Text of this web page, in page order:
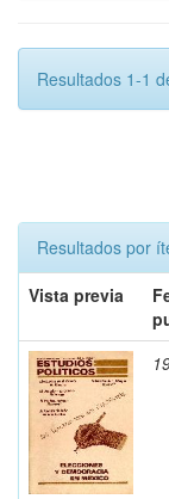
Resultados 1-1
Resultados por
Vista previa